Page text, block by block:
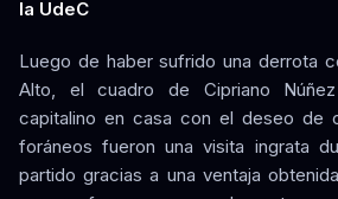
la UdeC
Luego de haber sufrido una derrota
Alto, el cuadro de Cipriano
capitalino en casa con el deseo de
foráneos fueron una visita ingrata
partido gracias a una ventaja